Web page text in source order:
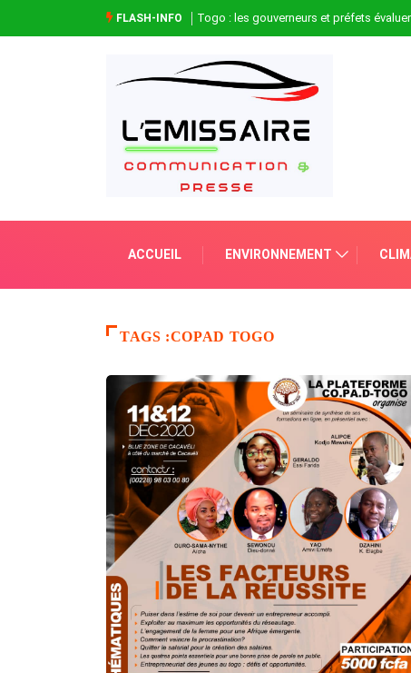
FLASH-INFO Togo : les gouverneurs et préfets
ACCUEIL ENVIRONNEMENT
TAGS :COPAD TOGO